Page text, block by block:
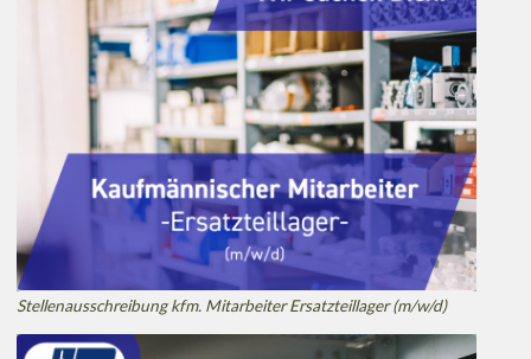
Stellenausschreibung kfm. Mitarbeiter Ersatzteillager (m/w/d)